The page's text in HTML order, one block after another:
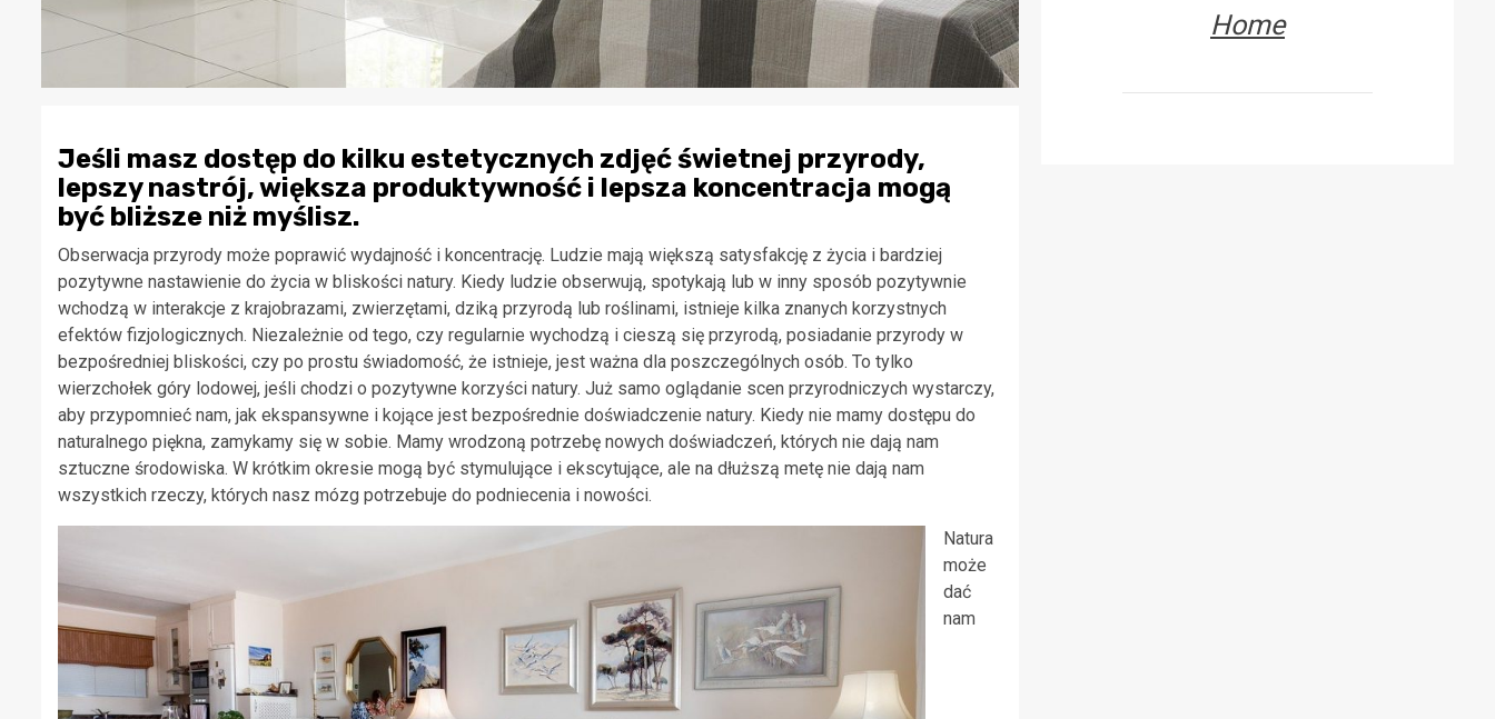
Jeśli masz dostęp do kilku estetycznych zdjęć świetnej przyrody,
lepszy nastrój, większa produktywność i lepsza koncentracja mogą
być bliższe niż myślisz.
Obserwacja przyrody może poprawić wydajność i koncentrację. Ludzie mają większą satysfakcję z życia i bardziej
pozytywne nastawienie do życia w bliskości natury. Kiedy ludzie obserwują, spotykają lub w inny sposób pozytywnie
wchodzą w interakcje z krajobrazami, zwierzętami, dziką przyrodą lub roślinami, istnieje kilka znanych korzystnych
efektów fizjologicznych. Niezależnie od tego, czy regularnie wychodzą i cieszą się przyrodą, posiadanie przyrody w
bezpośredniej bliskości, czy po prostu świadomość, że istnieje, jest ważna dla poszczególnych osób. To tylko
wierzchołek góry lodowej, jeśli chodzi o pozytywne korzyści natury. Już samo oglądanie scen przyrodniczych wystarczy,
aby przypomnieć nam, jak ekspansywne i kojące jest bezpośrednie doświadczenie natury. Kiedy nie mamy dostępu do
naturalnego piękna, zamykamy się w sobie. Mamy wrodzoną potrzebę nowych doświadczeń, których nie dają nam
sztuczne środowiska. W krótkim okresie mogą być stymulujące i ekscytujące, ale na dłuższą metę nie dają nam
wszystkich rzeczy, których nasz mózg potrzebuje do podniecenia i nowości.
Natura
może
dać
nam
Home